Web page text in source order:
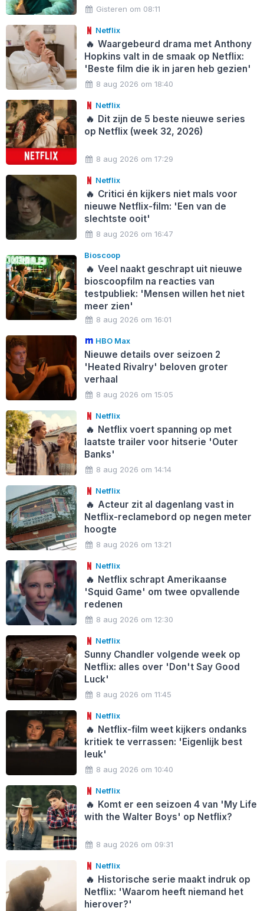
Gisteren om 08:11
Netflix
🔥 Waargebeurd drama met Anthony
Hopkins valt in de smaak op Netflix:
'Beste film die ik in jaren heb gezien'
8 aug 2026 om 18:40
Netflix
🔥 Dit zijn de 5 beste nieuwe series
op Netflix (week 32, 2026)
8 aug 2026 om 17:29
Netflix
🔥 Critici én kijkers niet mals voor
nieuwe Netflix-film: 'Een van de
slechtste ooit'
8 aug 2026 om 16:47
Bioscoop
🔥 Veel naakt geschrapt uit nieuwe
bioscoopfilm na reacties van
testpubliek: 'Mensen willen het niet
meer zien'
8 aug 2026 om 16:01
HBO Max
Nieuwe details over seizoen 2
'Heated Rivalry' beloven groter
verhaal
8 aug 2026 om 15:05
Netflix
🔥 Netflix voert spanning op met
laatste trailer voor hitserie 'Outer
Banks'
8 aug 2026 om 14:14
Netflix
🔥 Acteur zit al dagenlang vast in
Netflix-reclamebord op negen meter
hoogte
8 aug 2026 om 13:21
Netflix
🔥 Netflix schrapt Amerikaanse
'Squid Game' om twee opvallende
redenen
8 aug 2026 om 12:30
Netflix
Sunny Chandler volgende week op
Netflix: alles over 'Don't Say Good
Luck'
8 aug 2026 om 11:45
Netflix
🔥 Netflix-film weet kijkers ondanks
kritiek te verrassen: 'Eigenlijk best
leuk'
8 aug 2026 om 10:40
Netflix
🔥 Komt er een seizoen 4 van 'My Life
with the Walter Boys' op Netflix?
8 aug 2026 om 09:31
Netflix
🔥 Historische serie maakt indruk op
Netflix: 'Waarom heeft niemand het
hierover?'